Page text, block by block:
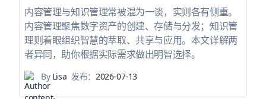
内容管理与知识管理常被混为一谈，实则各有侧重。
内容管理聚焦数字资产的创建、存储与分发；知识管
理则着眼组织智慧的萃取、共享与应用。本文详解两
者异同，助你根据实际需求做出明智选择。
ByLisa 发布：2026-07-13